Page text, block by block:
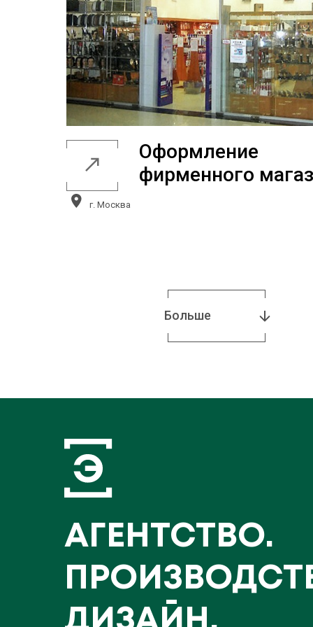
Оформление
фирменного
г. Москва
Больше
АГЕНТСТВО.